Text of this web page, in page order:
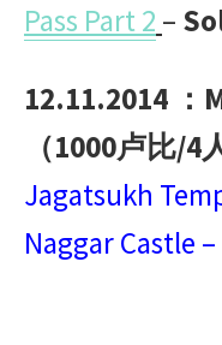
Pass Part 2 –
12.11.2014 ：
（1000卢比/4
Jagatsukh
Naggar Castle